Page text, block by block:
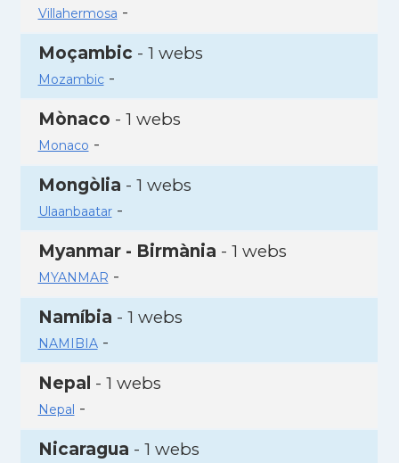
Villahermosa -
Moçambic - 1 webs
Mozambic-
Mònaco - 1 webs
Monaco -
Mongòlia - 1 webs
Ulaanbaatar-
Myanmar - Birmània - 1 webs
MYANMAR -
Namíbia - 1 webs
NAMIBIA-
Nepal - 1 webs
Nepal -
Nicaragua - 1 webs